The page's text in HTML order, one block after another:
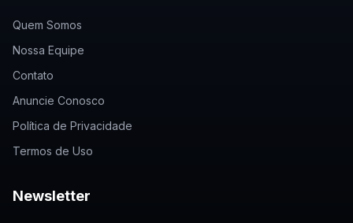
Quem Somos
Nossa Equipe
Contato
Anuncie Conosco
Política de Privacidade
Termos de Uso
Newsletter